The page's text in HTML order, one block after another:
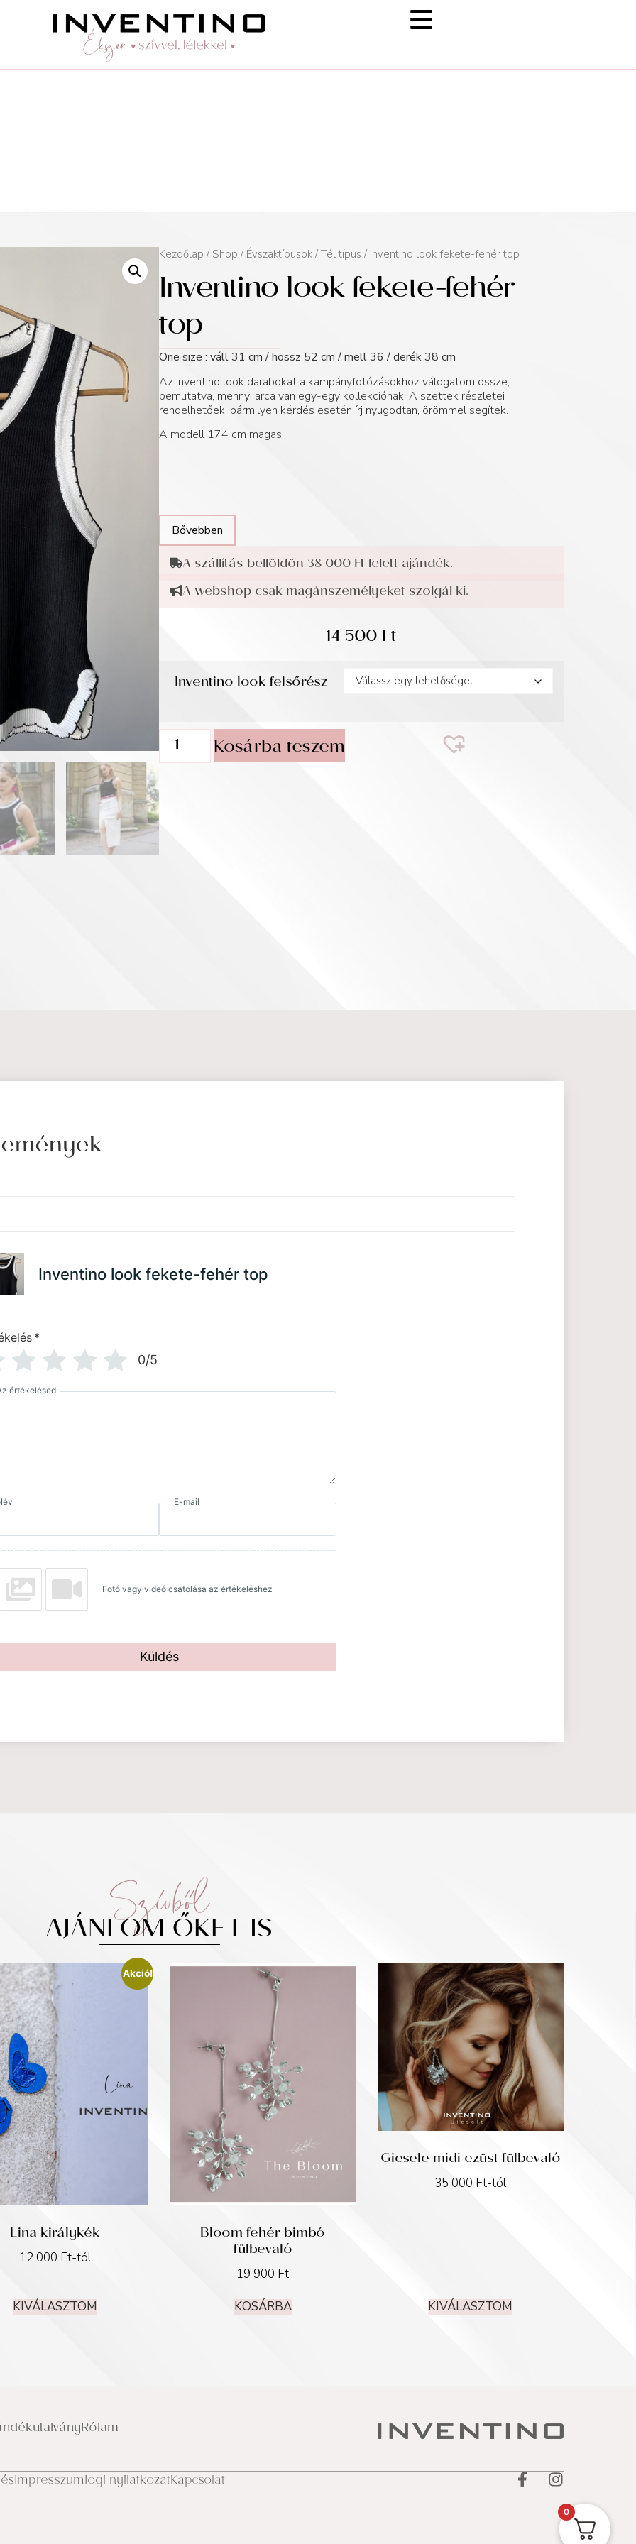
Kezdőlap / Shop / Évszaktípusok / Tél típus / Inventino look fekete-fehér top
Inventino look fekete-fehér
top
One size : váll 31 cm / hossz 52 cm / mell 36 / derék 38 cm
Az Inventino look darabokat a kampányfotózásokhoz válogatom össze,
bemutatva, mennyi arca van egy-egy kollekciónak. A szettek részletei
rendelhetőek, bármilyen kérdés esetén írj nyugodtan, örömmel segítek.
A modell 174 cm magas.
Bővebben
A szállítás belföldön 38 000 Ft felett ajándék.
A webshop csak magánszemélyeket szolgál ki.
14 500Ft
Inventino look felsőrész
Kosárba teszem
Inventino look fekete-fehér top
*
0/5
értékelésed
E-mail
Fotó vagy videó csatolása az értékeléshez
Küldés
Szívből
AJÁNLOM ŐKET IS
Akció!
Lina királykék
12 000 Ft-tól
KIVÁLASZTOM
Bloom fehér bimbó
fülbevaló
19 900 Ft
KOSÁRBA
Giesele midi ezüst fülbevaló
35 000 Ft-tól
KIVÁLASZTOM
Rólam
ImpresszumJogi nyilatkozatKapcsolat
0